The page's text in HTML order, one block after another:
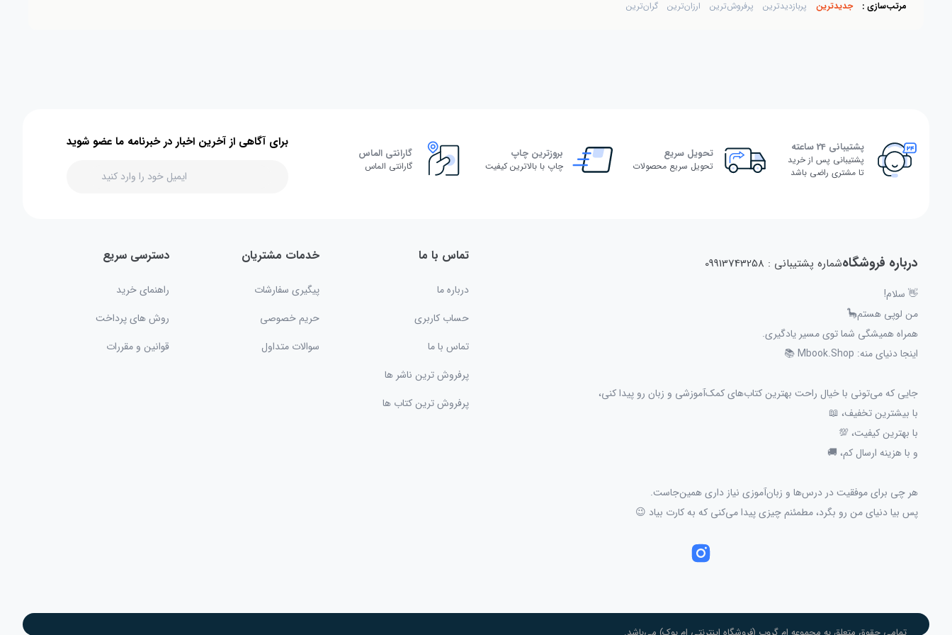
مرتب‌سازی : جدیدترین پربازدیدترین پرفروش‌ترین ارزان‌ترین گران‌ترین
پشتیبانی 24 ساعته
پشتیبانی پس از خرید
تا مشتری راضی باشد
تحویل سریع
تحویل سریع محصولات
بروزترین چاپ
چاپ با بالاترین کیفیت
گارانتی الماس
گارانتی الماس
برای آگاهی از آخرین اخبار در خبرنامه ما عضو شوید
درباره فروشگاهشماره پشتیبانی : 09913743258
👋 سلام!
من لوپی هستم🦕
همراه همیشگی شما توی مسیر یادگیری.
اینجا دنیای منه: Mbook.Shop 📚
جایی که می‌تونی با خیال راحت بهترین کتاب‌های کمک‌آموزشی و زبان رو پیدا کنی،
با بیشترین تخفیف، 📖
با بهترین کیفیت، 💯
و با هزینه ارسال کم، 🚚
هر چی برای موفقیت در درس‌ها و زبان‌آموزی نیاز داری همین‌جاست.
پس بیا دنیای من رو بگرد، مطمئنم چیزی پیدا می‌کنی که به کارت بیاد 😉
تماس با ما
درباره ما
حساب کاربری
تماس با ما
پرفروش ترین ناشر ها
پرفروش ترین کتاب ها
خدمات مشتریان
پیگیری سفارشات
حریم خصوصی
سوالات متداول
دسترسی سریع
راهنمای خرید
روش های پرداخت
قوانین و مقررات